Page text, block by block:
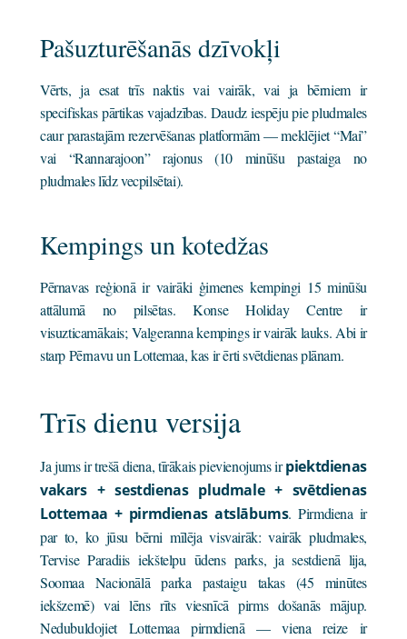
Pašuzturēšanās dzīvokļi
Vērts, ja esat trīs naktis vai vairāk, vai ja bērniem ir
specifiskas pārtikas vajadzības. Daudz iespēju pie pludmales
caur parastajām rezervēšanas platformām — meklējiet “Mai”
vai “Rannarajoon” rajonus (10 minūšu pastaiga no
pludmales līdz vecpilsētai).
Kempings un kotedžas
Pērnavas reģionā ir vairāki ģimenes kempingi 15 minūšu
attālumā no pilsētas. Konse Holiday Centre ir
visuzticamākais; Valgeranna kempings ir vairāk lauks. Abi ir
starp Pērnavu un Lottemaa, kas ir ērti svētdienas plānam.
Trīs dienu versija
Ja jums ir trešā diena, tīrākais pievienojums irpiektdienas
vakars + sestdienas pludmale + svētdienas
Lottemaa + pirmdienas atslābums. Pirmdiena ir
par to, ko jūsu bērni mīlēja visvairāk: vairāk pludmales,
Tervise Paradiis iekštelpu ūdens parks, ja sestdienā lija,
Soomaa Nacionālā parka pastaigu takas (45 minūtes
iekšzemē) vai lēns rīts viesnīcā pirms došanās mājup.
Nedubuldojiet Lottemaa pirmdienā — viena reize ir